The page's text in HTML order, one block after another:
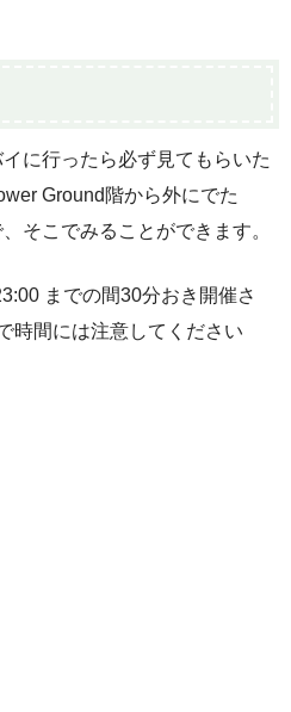
に行ったら必ず見てもらいた
Ground階から外にでた
そこでみることができます。
までの間30分おき開催さ
時間には注意してください